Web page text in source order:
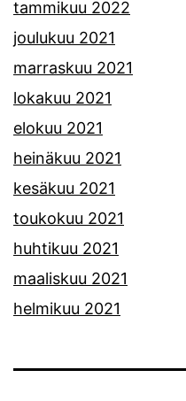
tammikuu 2022
joulukuu 2021
marraskuu 2021
lokakuu 2021
elokuu 2021
heinäkuu 2021
kesäkuu 2021
toukokuu 2021
huhtikuu 2021
maaliskuu 2021
helmikuu 2021